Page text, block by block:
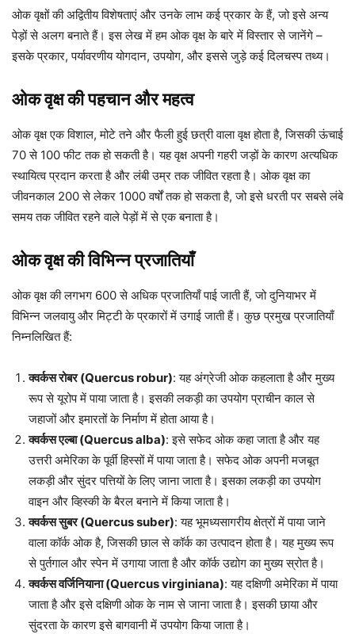
ओक वृक्षों की अद्वितीय विशेषताएं और उनके लाभ कई प्रकार के हैं, जो इसे अन्य
पेड़ों से अलग बनाते हैं। इस लेख में हम ओक वृक्ष के बारे में विस्तार से जानेंगे –
इसके प्रकार, पर्यावरणीय योगदान, उपयोग, और इससे जुड़े कई दिलचस्प तथ्य।
ओक वृक्ष की पहचान और महत्व
ओक वृक्ष एक विशाल, मोटे तने और फैली हुई छत्री वाला वृक्ष होता है, जिसकी ऊंचाई
70 से 100 फीट तक हो सकती है। यह वृक्ष अपनी गहरी जड़ों के कारण अत्यधिक
स्थायित्व प्रदान करता है और लंबी उम्र तक जीवित रहता है। ओक वृक्ष का
जीवनकाल 200 से लेकर 1000 वर्षों तक हो सकता है, जो इसे धरती पर सबसे लंबे
समय तक जीवित रहने वाले पेड़ों में से एक बनाता है।
ओक वृक्ष की विभिन्न प्रजातियाँ
ओक वृक्ष की लगभग 600 से अधिक प्रजातियाँ पाई जाती हैं, जो दुनियाभर में
विभिन्न जलवायु और मिट्टी के प्रकारों में उगाई जाती हैं। कुछ प्रमुख प्रजातियाँ
निम्नलिखित हैं:
क्वर्कस रोबर (Quercus robur): यह अंग्रेजी ओक कहलाता है और मुख्य
रूप से यूरोप में पाया जाता है। इसकी लकड़ी का उपयोग प्राचीन काल से
जहाजों और इमारतों के निर्माण में होता आया है।
क्वर्कस एल्बा (Quercus alba): इसे सफेद ओक कहा जाता है और यह
उत्तरी अमेरिका के पूर्वी हिस्सों में पाया जाता है। सफेद ओक अपनी मजबूत
लकड़ी और सुंदर पत्तियों के लिए जाना जाता है। इसका लकड़ी का उपयोग
वाइन और व्हिस्की के बैरल बनाने में किया जाता है।
क्वर्कस सुबर (Quercus suber): यह भूमध्यसागरीय क्षेत्रों में पाया जाने
वाला कॉर्क ओक है, जिसकी छाल से कॉर्क का उत्पादन होता है। यह मुख्य रूप
से पुर्तगाल और स्पेन में उगाया जाता है और कॉर्क उद्योग का मुख्य स्रोत है।
क्वर्कस वर्जिनियाना (Quercus virginiana): यह दक्षिणी अमेरिका में पाया
जाता है और इसे दक्षिणी ओक के नाम से जाना जाता है। इसकी छाया और
सुंदरता के कारण इसे बागवानी में उपयोग किया जाता है।